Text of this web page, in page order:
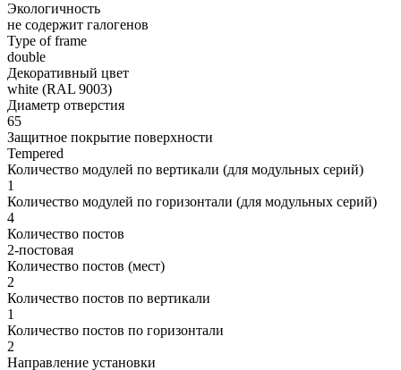
Экологичность
не содержит галогенов
Type of frame
double
Декоративный цвет
white (RAL 9003)
Диаметр отверстия
65
Защитное покрытие поверхности
Tempered
Количество модулей по вертикали (для модульных серий)
1
Количество модулей по горизонтали (для модульных серий)
4
Количество постов
2-постовая
Количество постов (мест)
2
Количество постов по вертикали
1
Количество постов по горизонтали
2
Направление установки